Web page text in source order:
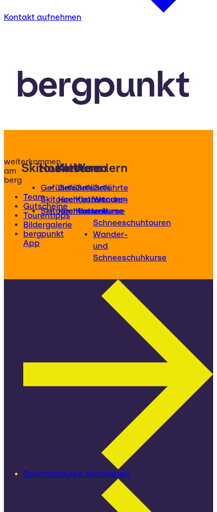
Kontakt aufnehmen
bergpunkt
weiterkommen
am
berg
Team
Gutscheine
Tourentipps
Bildergalerie
bergpunkt
App
Skitouren
Geführte
Skitouren
Skitourenkurse
Hochtouren
Geführte
Hochtouren
Hochtourenkurse
Klettern
Geführte
Klettertouren
Kletterkurse
Wandern
Geführte
Wander-
und
Schneeschuhtouren
Wander-
und
Schneeschuhkurse
Spontantouren abonnieren